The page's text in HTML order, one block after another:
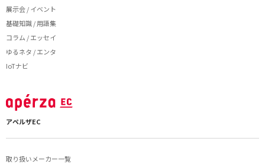
展示会 / イベント
基礎知識 / 用語集
コラム / エッセイ
ゆるネタ / エンタ
IoTナビ
アペルザEC
取り扱いメーカー一覧